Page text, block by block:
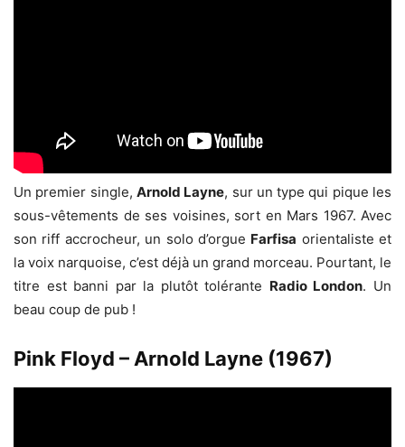
Un premier single, Arnold Layne, sur un type qui pique les
sous-vêtements de ses voisines, sort en Mars 1967. Avec
son riff accrocheur, un solo d’orgue Farfisa orientaliste et
la voix narquoise, c’est déjà un grand morceau. Pourtant, le
titre est banni par la plutôt tolérante Radio London. Un
beau coup de pub !
Pink Floyd – Arnold Layne (1967)